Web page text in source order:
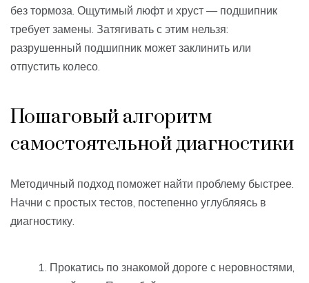
без тормоза. Ощутимый люфт и хруст — подшипник
требует замены. Затягивать с этим нельзя:
разрушенный подшипник может заклинить или
отпустить колесо.
Пошаговый алгоритм
самостоятельной диагностики
Методичный подход поможет найти проблему быстрее.
Начни с простых тестов, постепенно углубляясь в
диагностику.
Прокатись по знакомой дороге с неровностями,